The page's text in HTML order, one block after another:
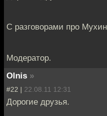
С разговорами про
Модератор.
Olnis »
#22 | 22.08.11 12:31
Дорогие друзья.